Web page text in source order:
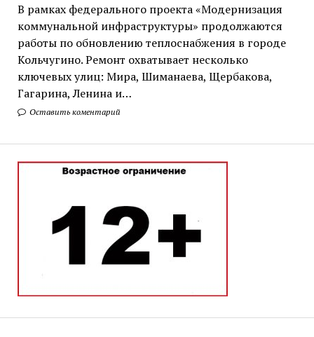
В рамках федерального проекта «Модернизация
коммунальной инфраструктуры» продолжаются
работы по обновлению теплоснабжения в городе
Кольчугино. Ремонт охватывает несколько
ключевых улиц: Мира, Шиманаева, Щербакова,
Гагарина, Ленина и…
Оставить коментарий